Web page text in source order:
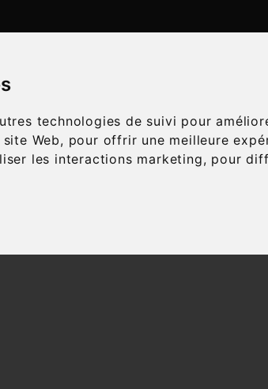
technologies de suivi pour
Web, pour offrir une meilleure
les interactions marketing, pour
CATALOGUE
Accueil Vins Appellation AOC